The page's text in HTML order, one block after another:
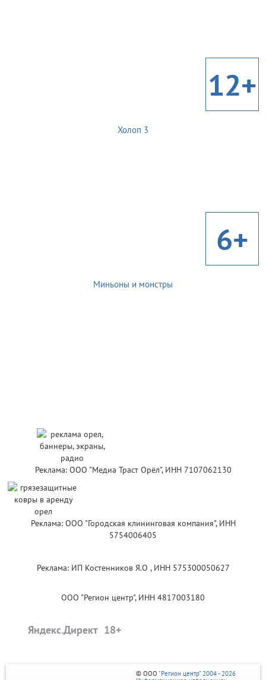
12+
Холоп 3
6+
Миньоны и монстры
Реклама: ООО "Медиа Траст Орёл", ИНН 7107062130
Реклама: ООО "Городская клининговая компания", ИНН
5754006405
Реклама: ИП Костенников Я.О , ИНН 575300050627
ООО "Регион центр", ИНН 4817003180
Яндекс.Директ
© ООО "Регион центр" 2004 - 2026